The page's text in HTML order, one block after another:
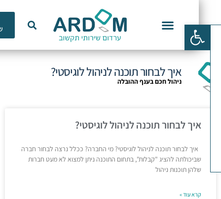
פתח סרגל נגישות
איך לבחור תוכנה לניהול לוגיסטי?
ניהול חכם בענף ההובלה
איך לבחור תוכנה לניהול לוגיסטי?
איך לבחור תוכנה לניהול לוגיסטי? מי החברה? ככלל נרצה לבחור חברה
שביכולתה להציג "קבלות", בתחום התוכנה ניתן למצוא לא מעט חברות
שלהן תוכנות ניהול
קרא עוד »